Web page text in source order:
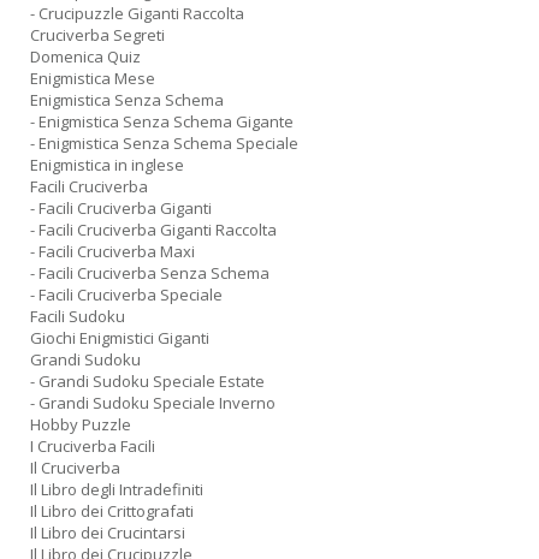
- Crucipuzzle Giganti Raccolta
Cruciverba Segreti
Domenica Quiz
Enigmistica Mese
Enigmistica Senza Schema
- Enigmistica Senza Schema Gigante
- Enigmistica Senza Schema Speciale
Enigmistica in inglese
Facili Cruciverba
- Facili Cruciverba Giganti
- Facili Cruciverba Giganti Raccolta
- Facili Cruciverba Maxi
- Facili Cruciverba Senza Schema
- Facili Cruciverba Speciale
Facili Sudoku
Giochi Enigmistici Giganti
Grandi Sudoku
- Grandi Sudoku Speciale Estate
- Grandi Sudoku Speciale Inverno
Hobby Puzzle
I Cruciverba Facili
Il Cruciverba
Il Libro degli Intradefiniti
Il Libro dei Crittografati
Il Libro dei Crucintarsi
Il Libro dei Crucipuzzle